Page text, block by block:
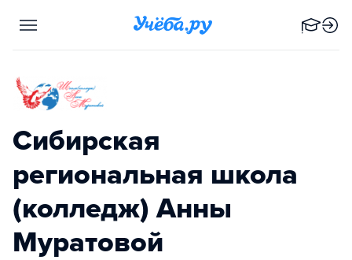
Сибирская
региональная школа
(колледж) Анны
Муратовой